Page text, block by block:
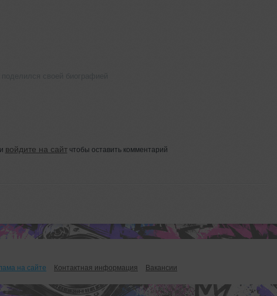
войдите на сайтчтобы оставить комментарий
на сайте Контактная информация Вакансии